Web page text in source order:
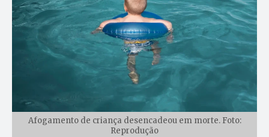
Afogamento de criança desencadeou em morte. Foto:
Reprodução